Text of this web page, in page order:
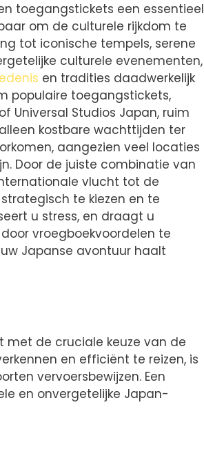
toegangstickets een essentieel
om de culturele rijkdom te
tot iconische tempels, serene
culturele evenementen,
en tradities daadwerkelijk
populaire toegangstickets,
Universal Studios Japan, ruim
kostbare wachttijden ter
aangezien veel locaties
Door de juiste combinatie van
vlucht tot de
te kiezen en te
u stress, en draagt u
vroegboekvoordelen te
Japanse avontuur haalt
de cruciale keuze van de
en efficiënt te reizen, is
vervoersbewijzen. Een
en onvergetelijke Japan-